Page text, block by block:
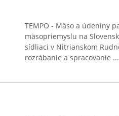
TEMPO - Mäso a údeniny
mäsopriemyslu na
sídliaci v Nitrianskom
rozrábanie a spracovanie ...